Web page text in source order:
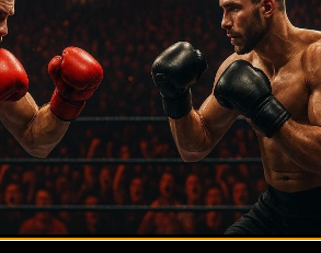
Маркус Роуд
Эктор Хавьер
Винни Маддалоне Джон Браун
Марио
Билли Харди Кристофер Холт Белал
Кертсон Мэнсуэлл Ларри Дональд
Тони Таббс
Роджер Мэйвезер
ЛаРоса Василий
Пол Батлин Томми Харрисон Деннис Окот
Син Терао